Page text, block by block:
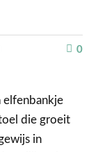
0
elfenbankje
die groeit
in